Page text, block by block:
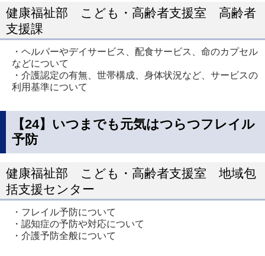
健康福祉部 こども・高齢者支援室 高齢者
支援課
・ヘルパーやデイサービス、配食サービス、命のカプセル
などについて
・介護認定の有無、世帯構成、身体状況など、サービスの
利用基準について
【24】いつまでも元気はつらつフレイル
予防
健康福祉部 こども・高齢者支援室 地域包
括支援センター
・フレイル予防について
・認知症の予防や対応について
・介護予防全般について